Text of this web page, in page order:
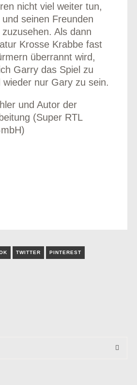
nicht viel weiter tun,
seinen Freunden
zuzusehen. Als dann
Krosse Krabbe fast
überrannt wird,
Garry das Spiel zu
wieder nur Gary zu sein.
und Autor der
(Super RTL
TWITTER PINTEREST